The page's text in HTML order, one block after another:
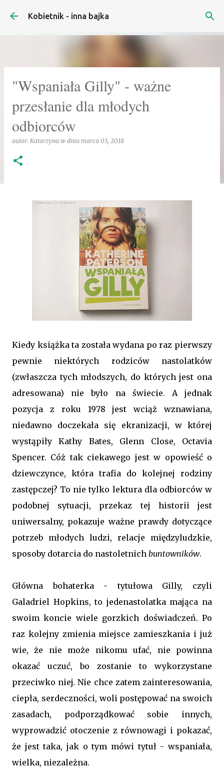
Przejdź do głównej zawartości
Kobietnik - inna bajka
"Wspaniała Gilly" - ważne
przesłanie dla młodych
odbiorców
autor: Katarzyna w dniu marca 03, 2018
Kiedy książka ta została wydana po raz pierwszy
pewnie niektórych rodziców nastolatków
(zwłaszcza tych młodszych, do których jest ona
adresowana) nie było na świecie. A jednak
pozycja z roku 1978 jest wciąż wznawiana,
niedawno doczekała się ekranizacji, w której
wystąpiły Kathy Bates, Glenn Close, Octavia
Spencer. Cóż tak ciekawego jest w opowieść o
dziewczynce, która trafia do kolejnej rodziny
zastępczej? To nie tylko lektura dla odbiorców w
podobnej sytuacji, przekaz tej historii jest
uniwersalny, pokazuje ważne prawdy dotyczące
potrzeb młodych ludzi, relacje międzyludzkie,
sposoby dotarcia do nastoletnich buntowników.
Główna bohaterka - tytułowa Gilly, czyli
Galadriel Hopkins, to jedenastolatka mająca na
swoim koncie wiele gorzkich doświadczeń. Po
raz kolejny zmienia miejsce zamieszkania i już
wie, że nie może nikomu ufać, nie powinna
okazać uczuć, bo zostanie to wykorzystane
przeciwko niej. Nie chce zatem zainteresowania,
ciepła, serdeczności, woli postępować na swoich
zasadach, podporządkować sobie innych,
wyprowadzić otoczenie z równowagi i pokazać,
że jest taka, jak o tym mówi tytuł - wspaniała,
wielka, niezależna.